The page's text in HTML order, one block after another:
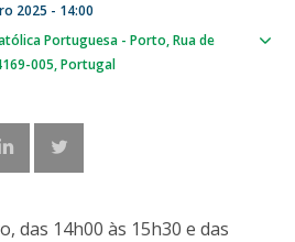
2025 - 14:00
Portuguesa - Porto Rua de
005 Portugal
das 14h00 às 15h30 e das